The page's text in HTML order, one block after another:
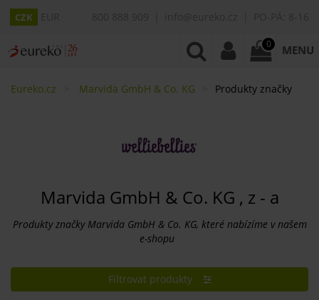
CZK
0 MENU
Eureko.cz Marvida GmbH & Co. KG Produkty značky
Marvida GmbH & Co. KG , z - a
Produkty značky Marvida GmbH & Co. KG, které nabízíme v našem
e-shopu
Filtrovat produkty